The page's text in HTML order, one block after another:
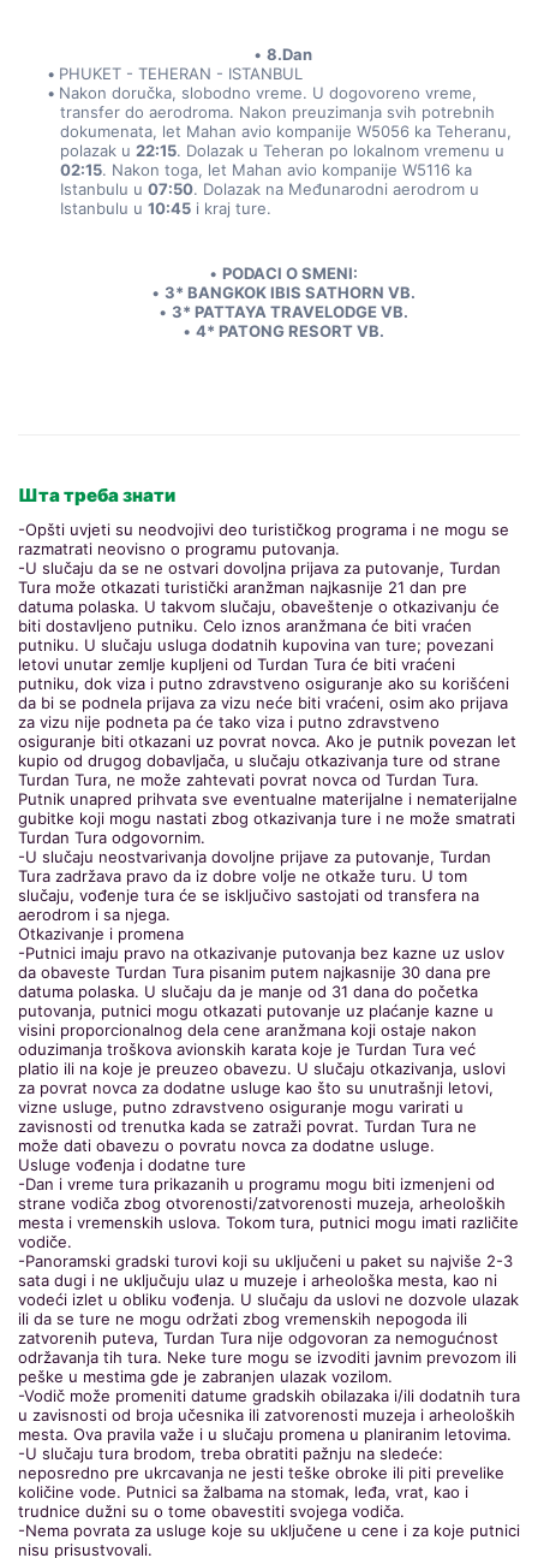
8.Dan
PHUKET - TEHERAN - ISTANBUL
Nakon doručka, slobodno vreme. U dogovoreno vreme,
transfer do aerodroma. Nakon preuzimanja svih potrebnih
dokumenata, let Mahan avio kompanije W5056 ka Teheranu,
polazak u 22:15
02:15. Nakon toga, let Mahan avio kompanije W5116 ka
Istanbulu u 07:50. Dolazak na Međunarodni aerodrom u
Istanbulu u 10:45 i kraj ture.
PODACI O SMENI:
3* BANGKOK IBIS SATHORN VB.
3* PATTAYA TRAVELODGE VB.
4* PATONG RESORT VB.
Шта треба знати
-Opšti uvjeti su neodvojivi deo turističkog programa i ne mogu se
razmatrati neovisno o programu putovanja.
-U slučaju da se ne ostvari dovoljna prijava za putovanje, Turdan
Tura može otkazati turistički aranžman najkasnije 21 dan pre
datuma polaska. U takvom slučaju, obaveštenje o otkazivanju će
biti dostavljeno putniku. Celo iznos aranžmana će biti vraćen
putniku. U slučaju usluga dodatnih kupovina van ture; povezani
letovi unutar zemlje kupljeni od Turdan Tura će biti vraćeni
putniku, dok viza i putno zdravstveno osiguranje ako su korišćeni
da bi se podnela prijava za vizu neće biti vraćeni, osim ako prijava
za vizu nije podneta pa će tako viza i putno zdravstveno
osiguranje biti otkazani uz povrat novca. Ako je putnik povezan let
kupio od drugog dobavljača, u slučaju otkazivanja ture od strane
Turdan Tura, ne može zahtevati povrat novca od Turdan Tura.
Putnik unapred prihvata sve eventualne materijalne i nematerijalne
gubitke koji mogu nastati zbog otkazivanja ture i ne može smatrati
Turdan Tura odgovornim.
-U slučaju neostvarivanja dovoljne prijave za putovanje, Turdan
Tura zadržava pravo da iz dobre volje ne otkaže turu. U tom
slučaju, vođenje tura će se isključivo sastojati od transfera na
aerodrom i sa njega.
Otkazivanje i promena
-Putnici imaju pravo na otkazivanje putovanja bez kazne uz uslov
da obaveste Turdan Tura pisanim putem najkasnije 30 dana pre
datuma polaska. U slučaju da je manje od 31 dana do početka
putovanja, putnici mogu otkazati putovanje uz plaćanje kazne u
visini proporcionalnog dela cene aranžmana koji ostaje nakon
oduzimanja troškova avionskih karata koje je Turdan Tura već
platio ili na koje je preuzeo obavezu. U slučaju otkazivanja, uslovi
za povrat novca za dodatne usluge kao što su unutrašnji letovi,
vizne usluge, putno zdravstveno osiguranje mogu varirati u
zavisnosti od trenutka kada se zatraži povrat. Turdan Tura ne
može dati obavezu o povratu novca za dodatne usluge.
Usluge vođenja i dodatne ture
-Dan i vreme tura prikazanih u programu mogu biti izmenjeni od
strane vodiča zbog otvorenosti/zatvorenosti muzeja, arheoloških
mesta i vremenskih uslova. Tokom tura, putnici mogu imati različite
vodiče.
-Panoramski gradski turovi koji su uključeni u paket su najviše 2-3
sata dugi i ne uključuju ulaz u muzeje i arheološka mesta, kao ni
vodeći izlet u obliku vođenja. U slučaju da uslovi ne dozvole ulazak
ili da se ture ne mogu održati zbog vremenskih nepogoda ili
zatvorenih puteva, Turdan Tura nije odgovoran za nemogućnost
održavanja tih tura. Neke ture mogu se izvoditi javnim prevozom ili
peške u mestima gde je zabranjen ulazak vozilom.
-Vodič može promeniti datume gradskih obilazaka i/ili dodatnih tura
u zavisnosti od broja učesnika ili zatvorenosti muzeja i arheoloških
mesta. Ova pravila važe i u slučaju promena u planiranim letovima.
-U slučaju tura brodom, treba obratiti pažnju na sledeće:
neposredno pre ukrcavanja ne jesti teške obroke ili piti prevelike
količine vode. Putnici sa žalbama na stomak, leđa, vrat, kao i
trudnice dužni su o tome obavestiti svojega vodiča.
-Nema povrata za usluge koje su uključene u cene i za koje putnici
nisu prisustvovali.